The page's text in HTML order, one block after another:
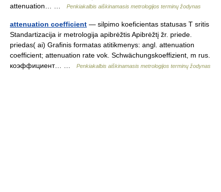
attenuation… …
Penkiakalbis aiškinamasis metrologijos terminų žodynas
attenuation coefficient — silpimo koeficientas statusas T sritis
Standartizacija ir metrologija apibrėžtis Apibrėžtį žr. priede.
priedas( ai) Grafinis formatas atitikmenys: angl. attenuation
coefficient; attenuation rate vok. Schwächungskoeffizient, m rus.
коэффициент… …
Penkiakalbis aiškinamasis metrologijos terminų žodynas